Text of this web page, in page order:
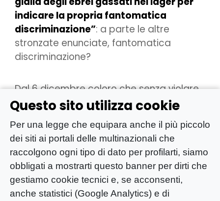
Questo sito utilizza cookie
Per una legge che equipara anche il più piccolo
dei siti ai portali delle multinazionali che
raccolgono ogni tipo di dato per profilarti, siamo
obbligati a mostrarti questo banner per dirti che
gestiamo cookie tecnici e, se acconsenti,
anche statistici (Google Analytics) e di
indicare la propria fantomatica
discriminazione”: a parte le altre
stronzate enunciate, fantomatica
discriminazione?
Dal 6 dicembre coloro che senza violare
nessuna legge non si sono vaccinati per
scrivente, sono vaccinati con un vaccino
seppur utilizzato da 100 nazioni non
riconosciuto dalle agenzie del farmaco
europee come EMA, AIFA, etc, che sono,
esse si, appestate come ben sappiano